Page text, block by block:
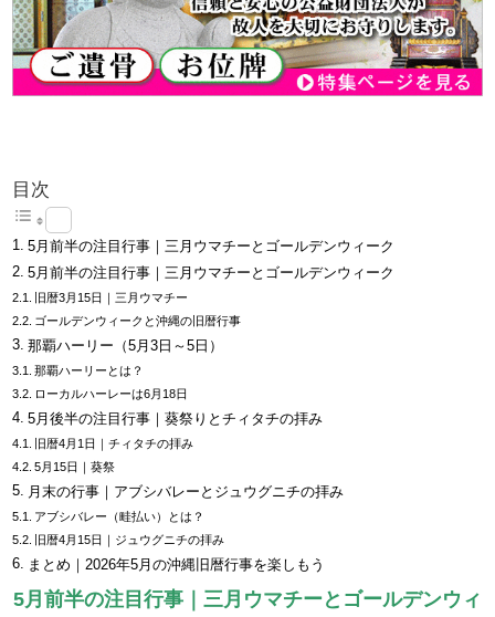
目次
5月前半の注目行事｜三月ウマチーとゴールデンウィーク
5月前半の注目行事｜三月ウマチーとゴールデンウィーク
旧暦3月15日｜三月ウマチー
ゴールデンウィークと沖縄の旧暦行事
那覇ハーリー（5月3日～5日）
那覇ハーリーとは？
ローカルハーレーは6月18日
5月後半の注目行事｜葵祭りとチィタチの拝み
旧暦4月1日｜チィタチの拝み
5月15日｜葵祭
月末の行事｜アブシバレーとジュウグニチの拝み
アブシバレー（畦払い）とは？
旧暦4月15日｜ジュウグニチの拝み
まとめ｜2026年5月の沖縄旧暦行事を楽しもう
5月前半の注目行事｜三月ウマチーとゴールデンウィ